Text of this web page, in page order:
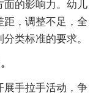
面的影响力。幼儿
距，调整不足，全
类标准的要求。
手拉手活动，争